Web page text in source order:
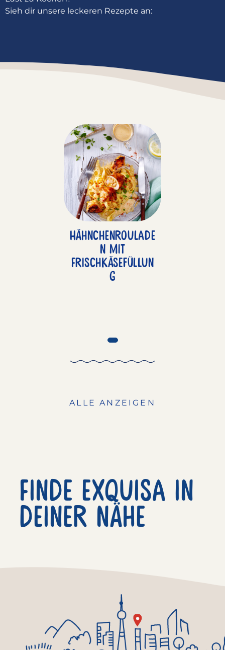
Sieh dir unsere leckeren Rezepte an:
Hähnchenroulade
n mit
Frischkäsefüllun
g
ALLE ANZEIGEN
Finde exquisa in
deiner nähe